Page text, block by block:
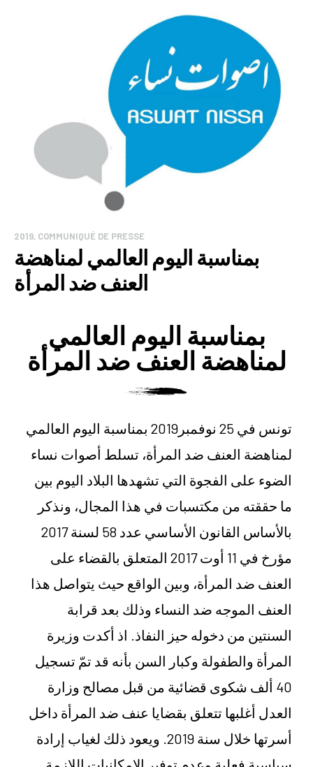
2019, COMMUNIQUÉ DE PRESSE
بمناسبة اليوم العالمي لمناهضة
العنف ضد المرأة
بمناسبة اليوم العالمي
لمناهضة العنف ضد المرأة
تونس في 25 نوفمبر2019 بمناسبة اليوم العالمي
لمناهضة العنف ضد المرأة، تسلط أصوات نساء
الضوء على الفجوة التي تشهدها البلاد اليوم بين
ما حققته من مكتسبات في هذا المجال، ونذكر
بالأساس القانون الأساسي عدد 58 لسنة 2017
مؤرخ في 11 أوت 2017 المتعلق بالقضاء على
العنف ضد المرأة، وبين الواقع حيث يتواصل هذا
العنف الموجه ضد النساء وذلك بعد قرابة
السنتين من دخوله حيز النفاذ. اذ أكدت وزيرة
المرأة والطفولة وكبار السن بأنه قد تمّ تسجيل
40 ألف شكوى قضائية من قبل مصالح وزارة
العدل أغلبها تتعلق بقضايا عنف ضد المرأة داخل
أسرتها خلال سنة 2019. ويعود ذلك لغياب إرادة